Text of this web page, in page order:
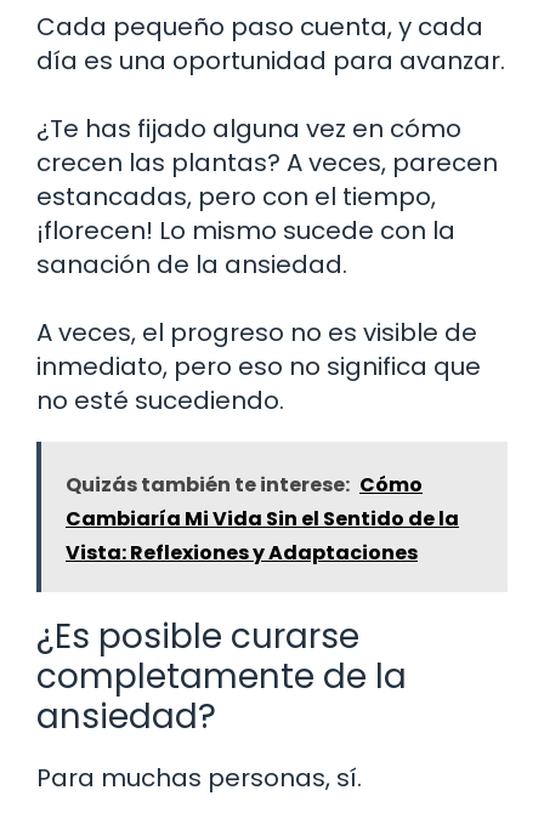
Cada pequeño paso cuenta, y cada
día es una oportunidad para avanzar.
¿Te has fijado alguna vez en cómo
crecen las plantas? A veces, parecen
estancadas, pero con el tiempo,
¡florecen! Lo mismo sucede con la
sanación de la ansiedad.
A veces, el progreso no es visible de
inmediato, pero eso no significa que
no esté sucediendo.
Quizás también te interese: Cómo
Cambiaría Mi Vida Sin el Sentido de la
Vista: Reflexiones y Adaptaciones
¿Es posible curarse
completamente de la
ansiedad?
Para muchas personas, sí.